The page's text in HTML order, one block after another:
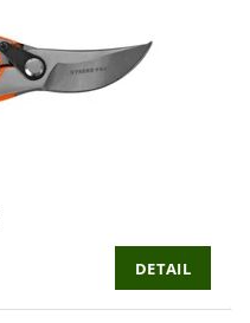
DETAIL